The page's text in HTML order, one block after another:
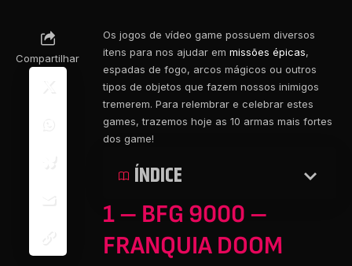
Compartilhar
Os jogos de vídeo game possuem diversos
itens para nos ajudar em missões épicas,
espadas de fogo, arcos mágicos ou outros
tipos de objetos que fazem nossos inimigos
tremerem. Para relembrar e celebrar estes
games, trazemos hoje as 10 armas mais fortes
dos game!
ÍNDICE
1 – BFG 9000 –
FRANQUIA DOOM